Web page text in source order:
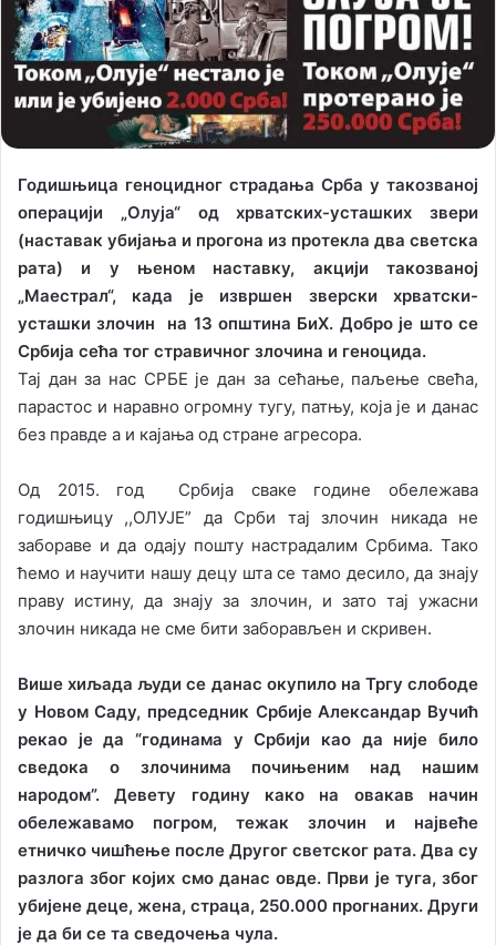
l
Годишњица геноцидног страдања Срба у такозваној
операцији „Олуја“ од хрватских-усташких звери
(наставак убијања и прогона из протекла два светска
рата) и у њеном наставку, акцији такозваној
„Маестрал“, када је извршен зверски хрватски-
усташки злочин на 13 општина БиХ. Добро је што се
Србија сећа тог стравичног злочина и геноцида.
Тај дан за нас СРБЕ је дан за сећање, паљење свећа,
парастос и наравно огромну тугу, патњу, која је и данас
без правде а и кајања од стране агресора.
Од 2015. год Србија сваке године обележава
годишњицу ,,ОЛУЈЕ” да Срби тај злочин никада не
забораве и да одају пошту настрадалим Србима. Тако
ћемо и научити нашу децу шта се тамо десило, да знају
праву истину, да знају за злочин, и зато тај ужасни
злочин никада не сме бити заборављен и скривен.
Више хиљада људи се данас окупило на Тргу слободе
у Новом Саду, председник Србије Александар Вучић
рекао је да “годинама у Србији као да није било
сведока о злочинима почињеним над нашим
народом”. Девету годину како на овакав начин
обележавамо погром, тежак злочин и највеће
етничко чишћење после Другог светског рата. Два су
разлога због којих смо данас овде. Први је туга, због
убијене деце, жена, страца, 250.000 прогнаних. Други
је да би се та сведочења чула.